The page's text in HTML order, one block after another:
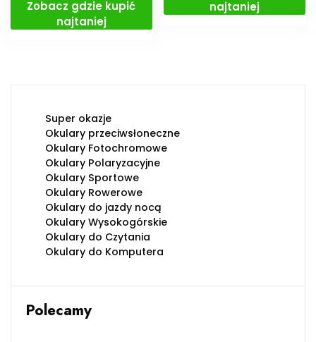
Zobacz gdzie kupić
najtaniej
najtaniej
Super okazje
Okulary przeciwsłoneczne
Okulary Fotochromowe
Okulary Polaryzacyjne
Okulary Sportowe
Okulary Rowerowe
Okulary do jazdy nocą
Okulary Wysokogórskie
Okulary do Czytania
Okulary do Komputera
Polecamy